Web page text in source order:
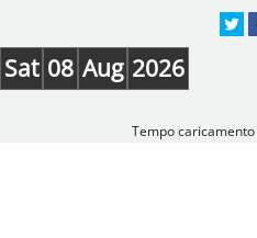
Sat 08 Aug 2026
Tempo caricamento